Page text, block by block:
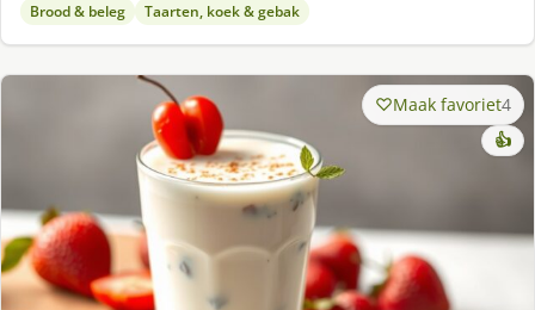
Brood & beleg Taarten, koek & gebak
Maak favoriet4
👍